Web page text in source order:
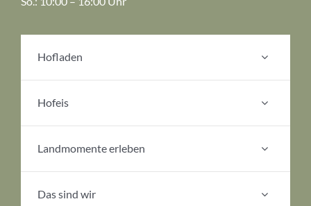
Hofladen
Hofeis
Landmomente erleben
Das sind wir